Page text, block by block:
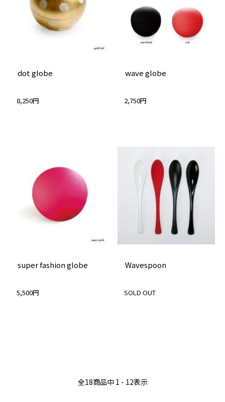
dot globe
8,250円
wave globe
2,750円
super fashion globe
5,500円
Wavespoon
SOLD OUT
全18商品中 1 - 12表示